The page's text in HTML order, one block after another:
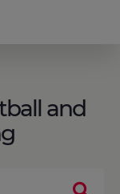
and